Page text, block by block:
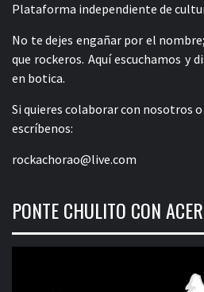
Plataforma independiente de
No te dejes engañar por el
que rockeros. Aquí escuchamos y
en botica.
Si quieres colaborar con nosotros
escríbenos:
rockachorao@live.com
PONTE CHULITO CON